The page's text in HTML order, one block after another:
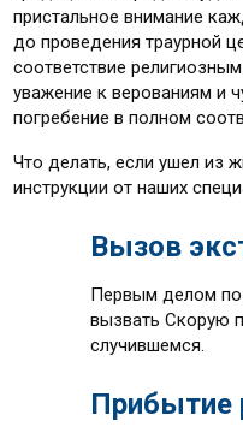
пристальное внимание
до проведения траурной
соответствие
уважение к верованиям и
погребение в полном
Что делать, если ушел из
инструкции от наших
Вызов
Первым делом
вызвать Скорую
случившемся.
Прибытие